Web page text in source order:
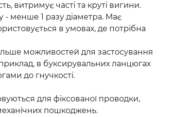
витримує часті та круті вигини.
- менше 1 разу діаметра. Має
в умовах, де потрібна
можливостей для застосування
в буксирувальних ланцюгах
до гнучкості.
для фіксованої проводки,
пошкоджень.